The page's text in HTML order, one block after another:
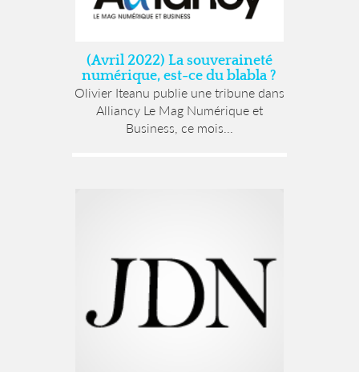
(Avril 2022) La souveraineté
numérique, est-ce du blabla ?
Olivier Iteanu publie une tribune dans
Alliancy Le Mag Numérique et
Business, ce mois...